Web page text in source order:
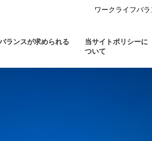
ワークライフバ
ランスが求められる
当サイトポリシーに
ついて